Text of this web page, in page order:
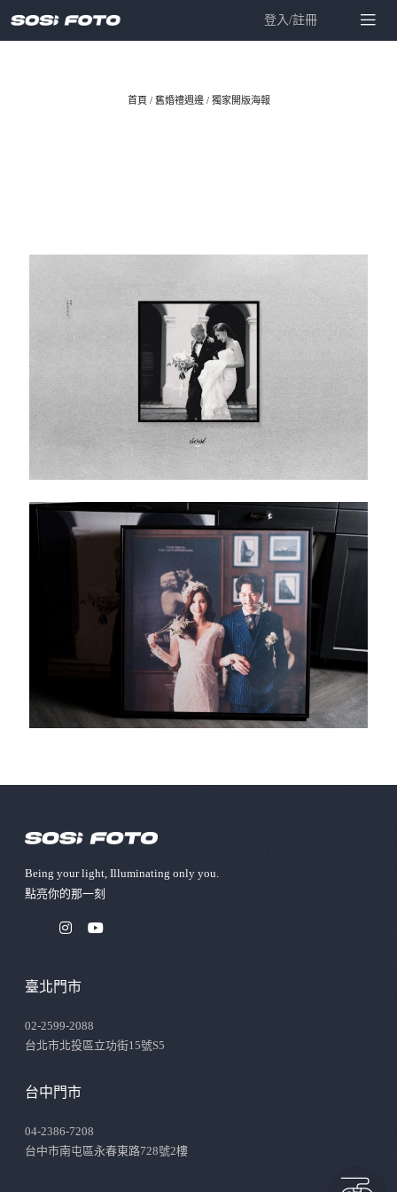
登入/註冊
首頁 / 舊婚禮週邊/ 獨家開版海報
Being your light, Illuminating only you.
點亮你的那⼀刻
臺北門市
02-2599-2088
台北市北投區立功街15號S5
台中門市
04-2386-7208
台中市南屯區永春東路728號2樓